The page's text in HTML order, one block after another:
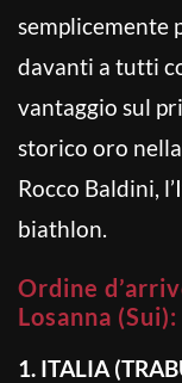
semplicemente
davanti a tutti
vantaggio sul
storico oro
Rocco Baldini,
biathlon.
Ordine
Losanna (Sui):
1. ITALIA